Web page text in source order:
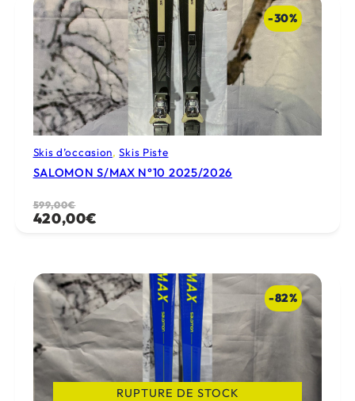
499,00€.
250,00€.
-30%
Skis d’occasion, Skis Piste
SALOMON S/MAX N°10 2025/2026
599,00€
Le
prix
599,00€.
420,00€
Le
prix
420,00€.
-82%
RUPTURE DE STOCK